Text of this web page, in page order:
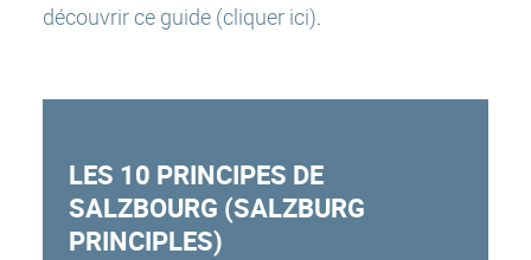
découvrir ce guide (cliquer ici).
LES 10 PRINCIPES DE
SALZBOURG (SALZBURG
PRINCIPLES)